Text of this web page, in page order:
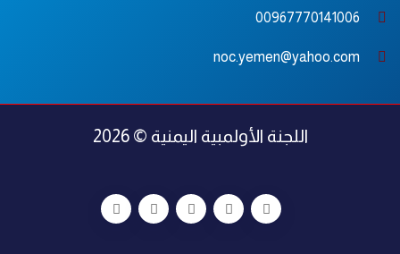
00967770141006
noc.yemen@yahoo.com
اللجنة الأولمبية اليمنية © 2026